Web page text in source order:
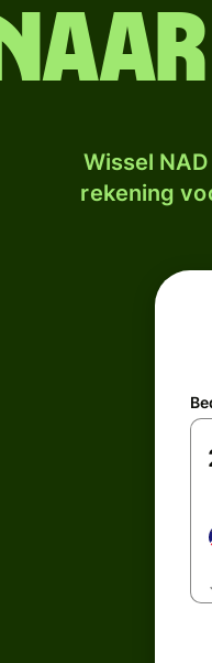
Wissel
rekening